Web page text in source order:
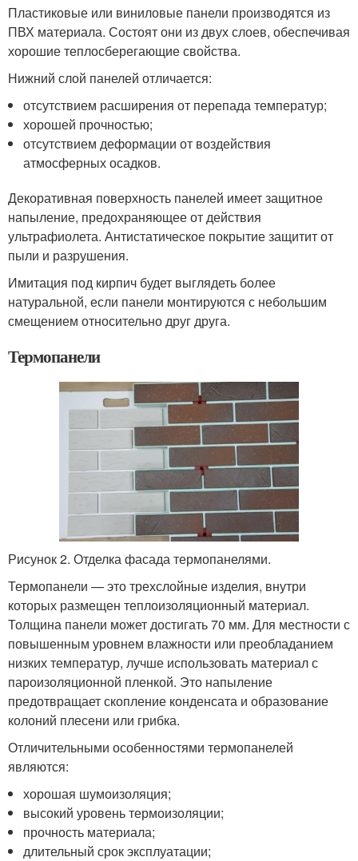
Пластиковые или виниловые панели производятся из
ПВХ материала. Состоят они из двух слоев, обеспечивая
хорошие теплосберегающие свойства.
Нижний слой панелей отличается:
отсутствием расширения от перепада температур;
хорошей прочностью;
отсутствием деформации от воздействия
атмосферных осадков.
Декоративная поверхность панелей имеет защитное
напыление, предохраняющее от действия
ультрафиолета. Антистатическое покрытие защитит от
пыли и разрушения.
Имитация под кирпич будет выглядеть более
натуральной, если панели монтируются с небольшим
смещением относительно друг друга.
Термопанели
Рисунок 2. Отделка фасада термопанелями.
Термопанели — это трехслойные изделия, внутри
которых размещен теплоизоляционный материал.
Толщина панели может достигать 70 мм. Для местности с
повышенным уровнем влажности или преобладанием
низких температур, лучше использовать материал с
пароизоляционной пленкой. Это напыление
предотвращает скопление конденсата и образование
колоний плесени или грибка.
Отличительными особенностями термопанелей
являются:
хорошая шумоизоляция;
высокий уровень термоизоляции;
прочность материала;
длительный срок эксплуатации;